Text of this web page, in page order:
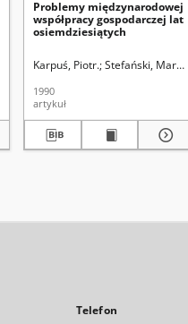
Problemy międzynarodowej
współpracy gospodarczej lat
osiemdziesiątych
Karpuś, Piotr. Stefański, Marian.
1990
artykuł
Telefon